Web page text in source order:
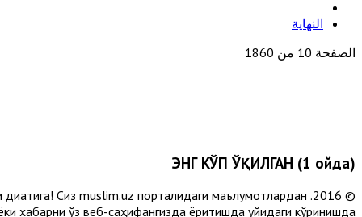
النهاية
الصفحة 10 من 1860
ЭНГ КЎП ЎҚИЛГАН (1 ойда)
диққатига! Сиз muslim.uz порталидаги маълумотлардан
хабарни ўз веб-саҳифангизда ёритишда қуйидаги кўринишда